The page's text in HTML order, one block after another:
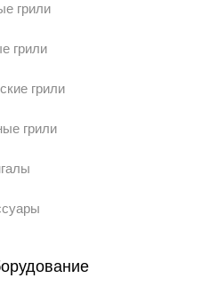
грили
грили
грили
грили